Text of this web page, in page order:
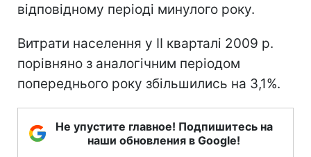
відповідному періоді минулого року.
Витрати населення у ІІ кварталі 2009 р.
порівняно з аналогічним періодом
попереднього року збільшились на 3,1%.
Не упустите главное! Подпишитесь на
наши обновления в Google!